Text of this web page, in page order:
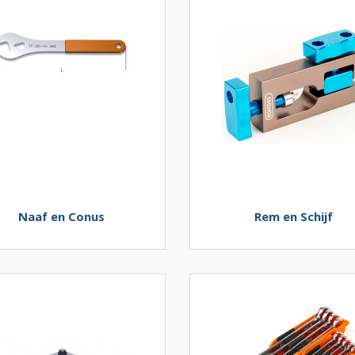
Naaf en Conus Rem en Schijf